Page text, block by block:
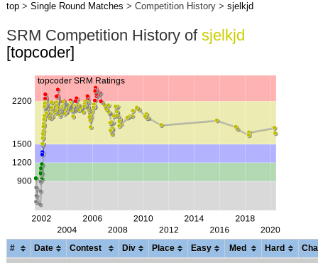
top> Single Round Matches > Competition History > sjelkjd
SRM Competition History of sjelkjd
[topcoder]
# Date Contest Div Place Easy Med Hard